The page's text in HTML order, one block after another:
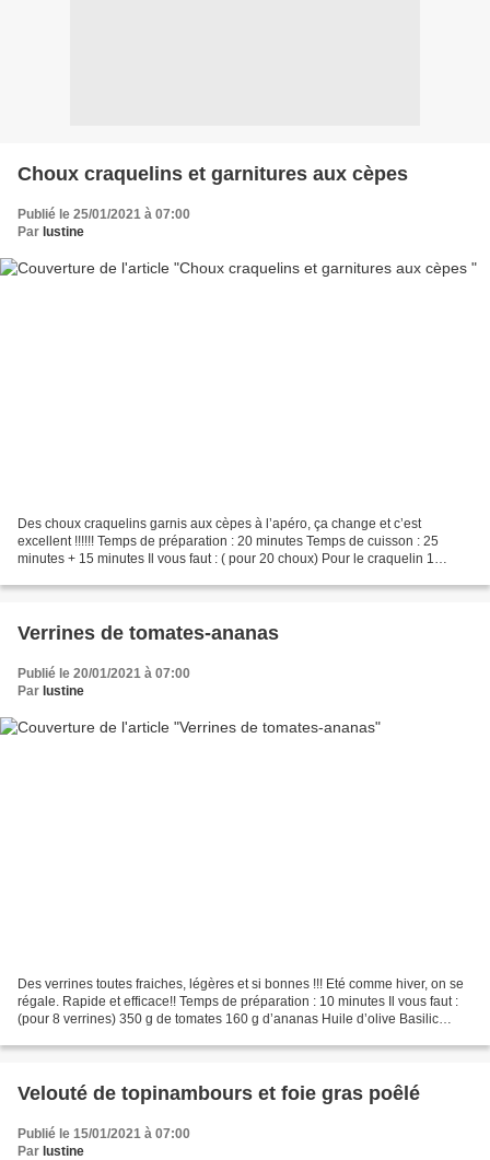
Choux craquelins et garnitures aux cèpes
Publié le 25/01/2021 à 07:00
Par lustine
Des choux craquelins garnis aux cèpes à l’apéro, ça change et c’est
excellent !!!!!! Temps de préparation : 20 minutes Temps de cuisson : 25
minutes + 15 minutes Il vous faut : ( pour 20 choux) Pour le craquelin 1
Verrines de tomates-ananas
Publié le 20/01/2021 à 07:00
Par lustine
Des verrines toutes fraiches, légères et si bonnes !!! Eté comme hiver, on se
régale. Rapide et efficace!! Temps de préparation : 10 minutes Il vous faut :
(pour 8 verrines) 350 g de tomates 160 g d’ananas Huile d’olive Basilic
Velouté de topinambours et foie gras poêlé
Publié le 15/01/2021 à 07:00
Par lustine